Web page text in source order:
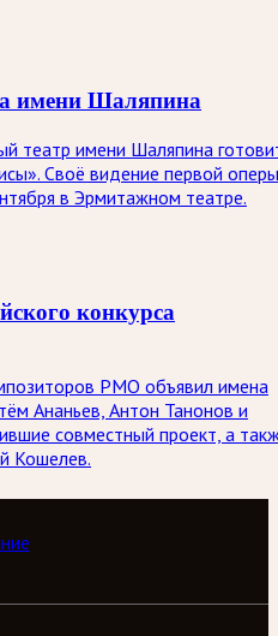
имени Шаляпина
театр имени Шаляпина
Своё видение первой оперы
в Эрмитажном театре.
конкурса
РМО объявил имена
Ананьев, Антон Танонов и
совместный проект, а
Кошелев.